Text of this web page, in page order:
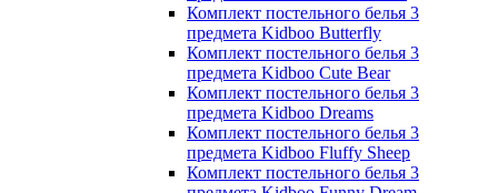
Комплект постельного белья 3
предмета Kidboo Butterfly
Комплект постельного белья 3
предмета Kidboo Cute Bear
Комплект постельного белья 3
предмета Kidboo Dreams
Комплект постельного белья 3
предмета Kidboo Fluffy Sheep
Комплект постельного белья 3